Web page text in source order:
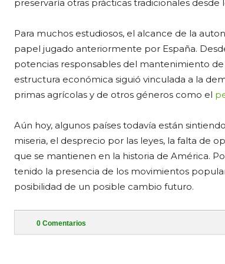
preservaría otras prácticas tradicionales desde
Para muchos estudiosos, el alcance de la
papel jugado anteriormente por España.
potencias responsables del mantenimiento
estructura económica siguió vinculada a la
primas agrícolas y de otros géneros como el
Aún hoy, algunos países todavía están
miseria, el desprecio por las leyes, la falta de
que se mantienen en la historia de América.
tenido la presencia de los movimientos
posibilidad de un posible cambio futuro.
0 Comentarios